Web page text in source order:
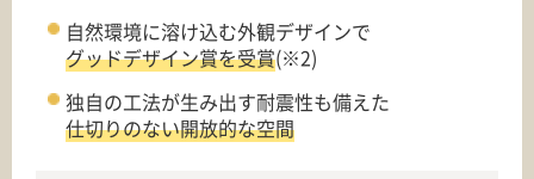
自然環境に溶け込む外観デザインで
グッドデザイン賞を受賞(※2)
独自の工法が生み出す耐震性も備えた
仕切りのない開放的な空間